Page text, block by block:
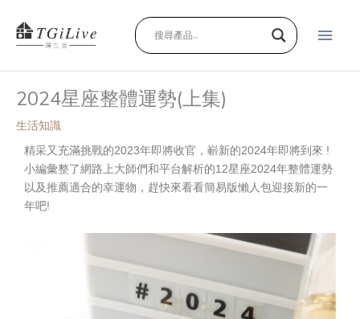
主
2024星座整體運勢(上集)
生活知識
精采又充滿挑戰的2023年即將收官，嶄新的2024年即將到來 !
小編彙整了網路上大師們和平台解析的12星座2024年整體運勢
以及推薦適合的幸運物 ，趕快來看看簡易版懶人包迎接新的一
年吧!